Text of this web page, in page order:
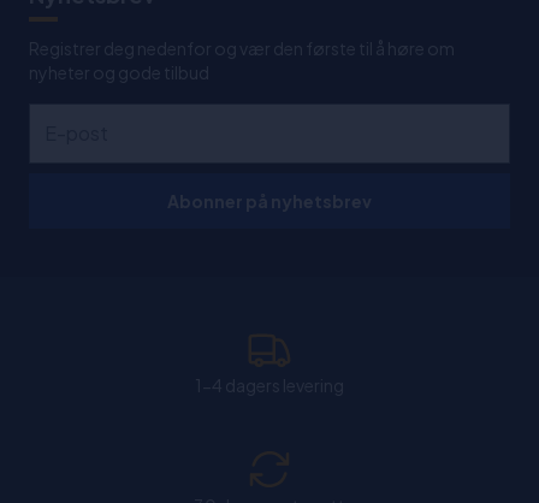
Registrer deg nedenfor og vær den første til å høre om
nyheter og gode tilbud